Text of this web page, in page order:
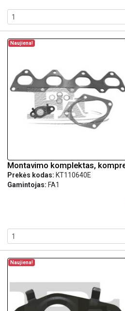
Naujiena!
Montavimo komplektas,
Prekės kodas: KT110640E
Gamintojas: FA1
Naujiena!